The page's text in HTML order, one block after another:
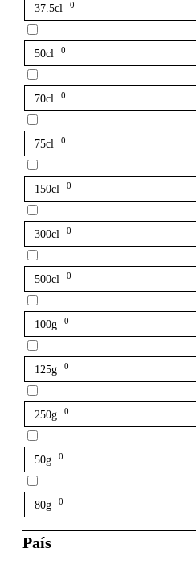
37.5cl 0
50cl 0
70cl 0
75cl 0
150cl 0
300cl 0
500cl 0
100g 0
125g 0
250g 0
50g 0
80g 0
País